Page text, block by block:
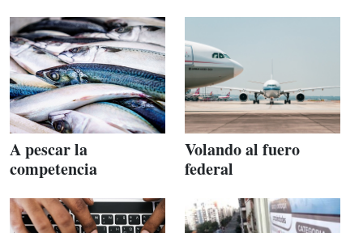
A pescar la
competencia
Volando al fuero
federal